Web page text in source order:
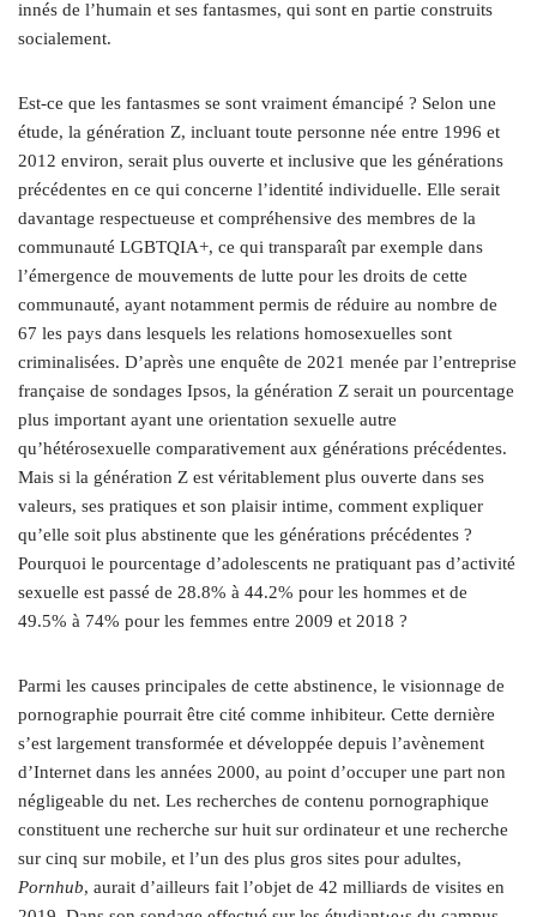
innés de l’humain et ses fantasmes, qui sont en partie construits
socialement.
Est-ce que les fantasmes se sont vraiment émancipé ? Selon une
étude, la génération Z, incluant toute personne née entre 1996 et
2012 environ, serait plus ouverte et inclusive que les générations
précédentes en ce qui concerne l’identité individuelle. Elle serait
davantage respectueuse et compréhensive des membres de la
communauté LGBTQIA+, ce qui transparaît par exemple dans
l’émergence de mouvements de lutte pour les droits de cette
communauté, ayant notamment permis de réduire au nombre de
67 les pays dans lesquels les relations homosexuelles sont
criminalisées. D’après une enquête de 2021 menée par l’entreprise
française de sondages Ipsos, la génération Z serait un pourcentage
plus important ayant une orientation sexuelle autre
qu’hétérosexuelle comparativement aux générations précédentes.
Mais si la génération Z est véritablement plus ouverte dans ses
valeurs, ses pratiques et son plaisir intime, comment expliquer
qu’elle soit plus abstinente que les générations précédentes ?
Pourquoi le pourcentage d’adolescents ne pratiquant pas d’activité
sexuelle est passé de 28.8% à 44.2% pour les hommes et de
49.5% à 74% pour les femmes entre 2009 et 2018 ?
Parmi les causes principales de cette abstinence, le visionnage de
pornographie pourrait être cité comme inhibiteur. Cette dernière
s’est largement transformée et développée depuis l’avènement
d’Internet dans les années 2000, au point d’occuper une part non
négligeable du net. Les recherches de contenu pornographique
constituent une recherche sur huit sur ordinateur et une recherche
sur cinq sur mobile, et l’un des plus gros sites pour adultes,
Pornhub, aurait d’ailleurs fait l’objet de 42 milliards de visites en